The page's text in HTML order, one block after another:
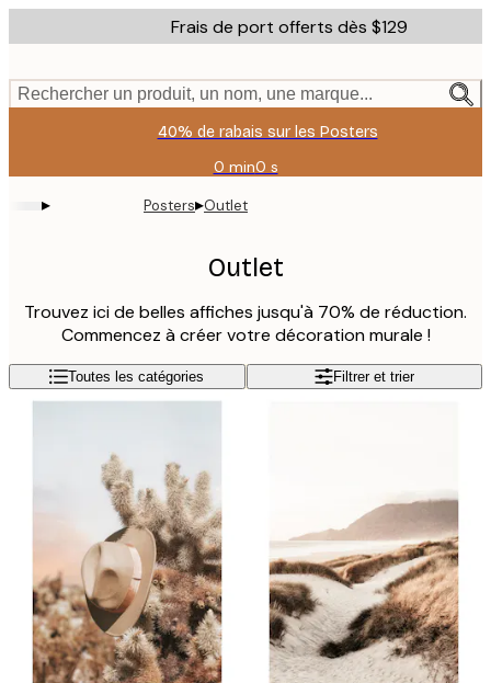
to
content.
Frais de port offerts dès $129
Rechercher un produit, un nom, une marque...
40% de rabais sur les Posters
0 min0 s
Valable
:
08-
11
▸ Posters▸Outlet
Outlet
Trouvez ici de belles affiches jusqu'à 70% de réduction.
Commencez à créer votre décoration murale !
Toutes les catégories Filtrer et trier